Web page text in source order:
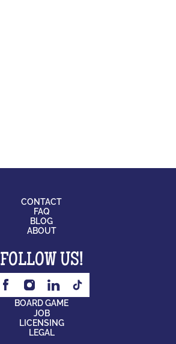
CONTACT
FAQ
BLOG
ABOUT
FOLLOW US!
BOARD GAME
JOB
LICENSING
LEGAL